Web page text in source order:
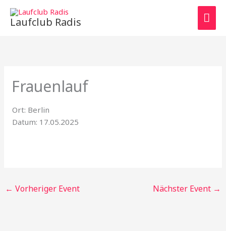
Zum
InhaltLaufclub Radis
Frauenlauf
Ort: Berlin
Datum: 17.05.2025
← Vorheriger Event Nächster Event →